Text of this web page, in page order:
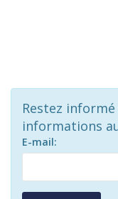
Restez
informations
E-mail: